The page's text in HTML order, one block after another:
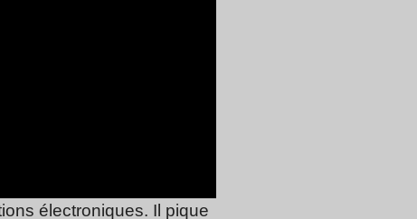
électroniques. Il pique